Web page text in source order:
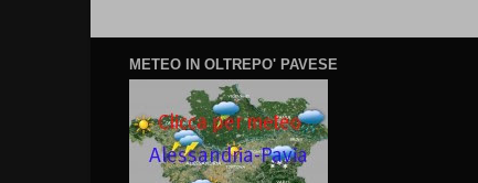
METEO IN OLTREPO' PAVESE